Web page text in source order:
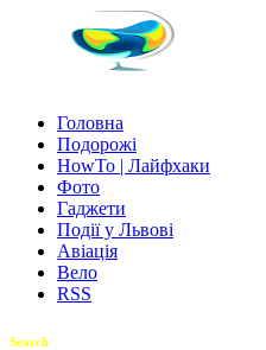
Головна
Подорожі
HowTo | Лайфхаки
Фото
Гаджети
Події у Львові
Авіація
Вело
RSS
Search